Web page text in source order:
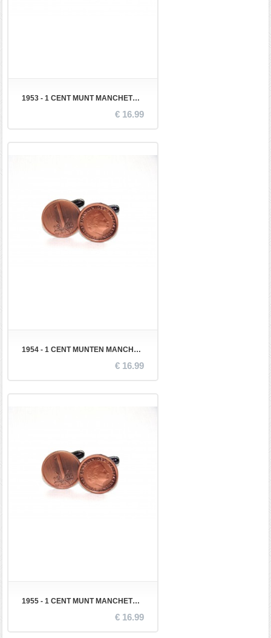
1953 - 1 CENT MUNT MANCHETKNOPEN
€ 16.99
1954 - 1 CENT MUNTEN MANCHETKNOPEN
€ 16.99
1955 - 1 CENT MUNT MANCHETKNOPEN
€ 16.99